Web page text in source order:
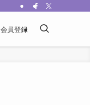
会員登録